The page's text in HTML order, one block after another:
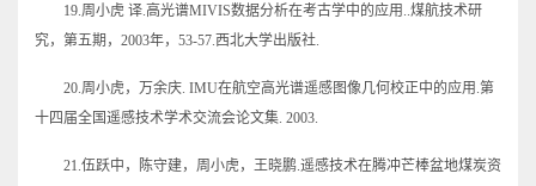
19.周小虎 译.高光谱MIVIS数据分析在考古学中的应用..煤航技术研
究，第五期，2003年，53-57.西北大学出版社.
20.周小虎，万余庆. IMU在航空高光谱遥感图像几何校正中的应用.第
十四届全国遥感技术学术交流会论文集. 2003.
21.伍跃中，陈守建，周小虎，王晓鹏.遥感技术在腾冲芒棒盆地煤炭资